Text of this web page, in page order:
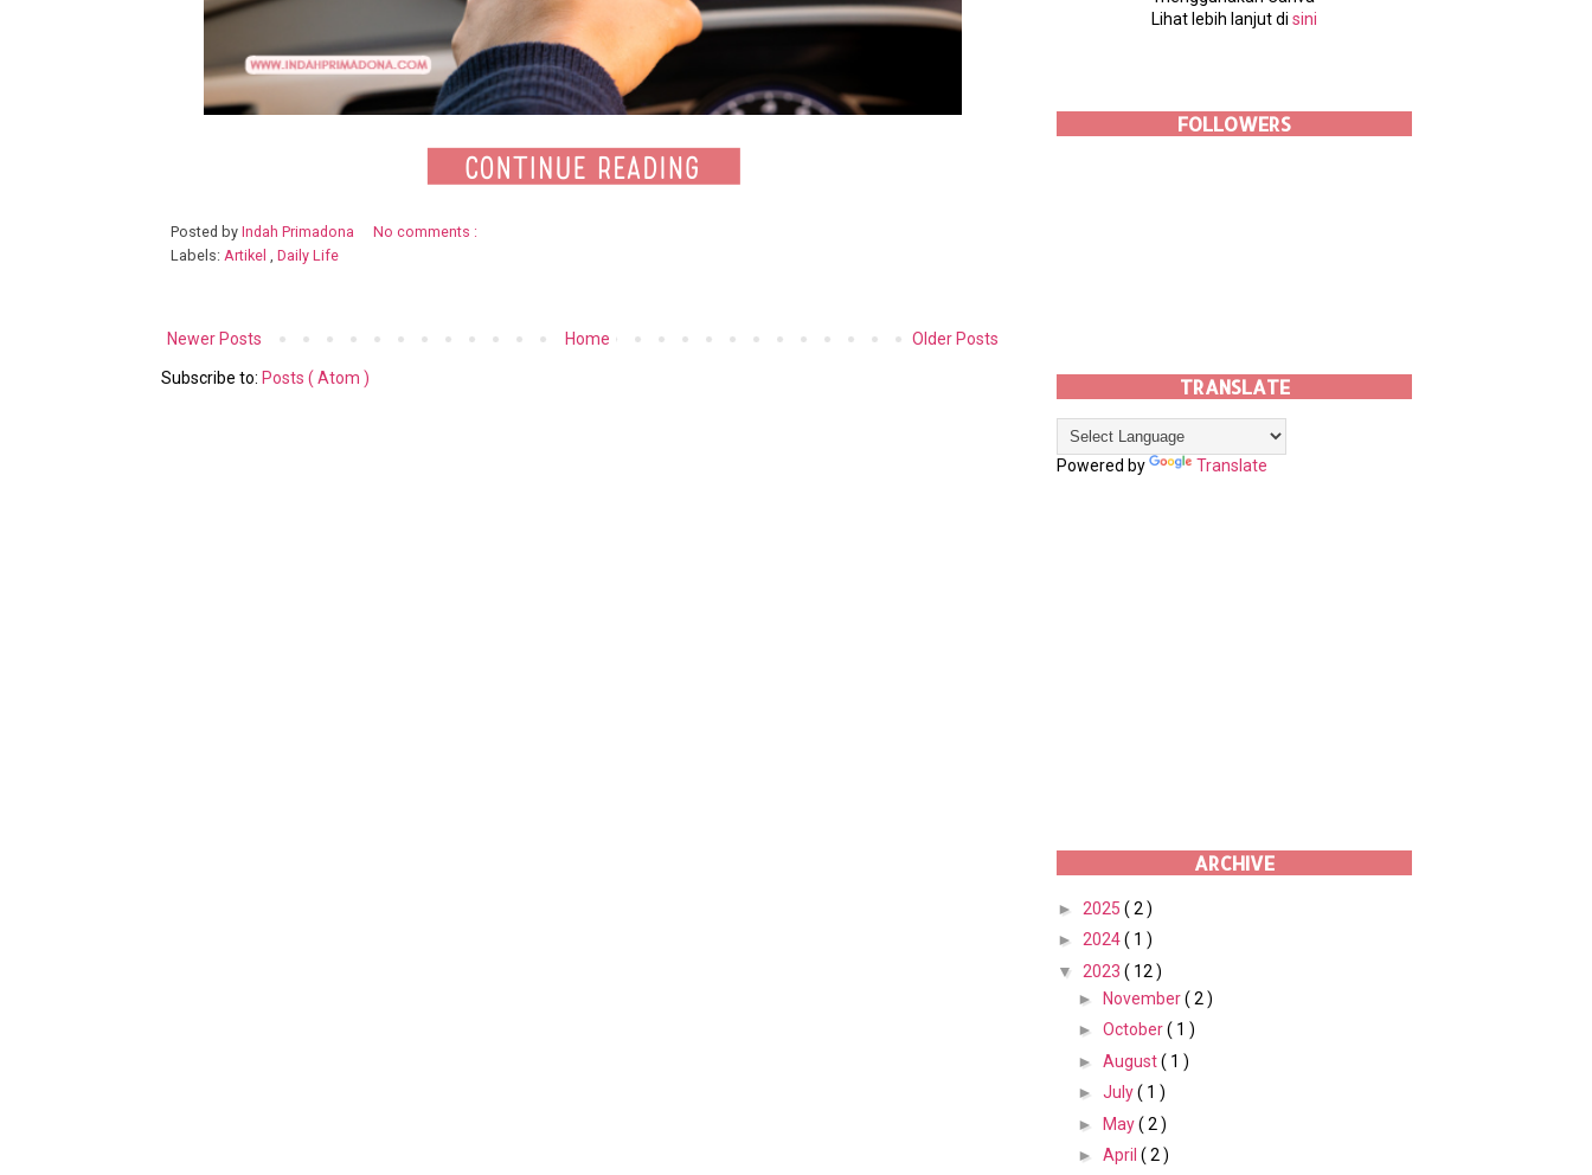
Posted by Indah Primadona
No comments :
Labels: Artikel Daily Life
Newer Posts Older Posts
Home
Subscribe to: Posts ( Atom )
Lihat lebih lanjut di sini
FOLLOWERS
TRANSLATE
Powered by Translate
ARCHIVE
► 2025 ( 2 )
► 2024( 1 )
▼ 2023 ( 12 )
►
November( 2 )
► October( 1 )
► August( 1 )
► July( 1 )
►
May( 2 )
► April ( 2 )